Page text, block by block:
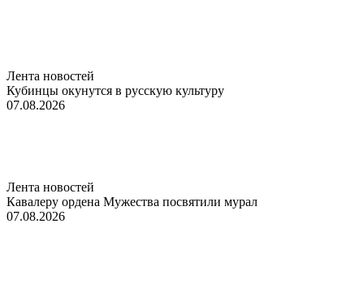
Лента новостей
Кубинцы окунутся в русскую культуру
07.08.2026
Лента новостей
Кавалеру ордена Мужества посвятили мурал
07.08.2026